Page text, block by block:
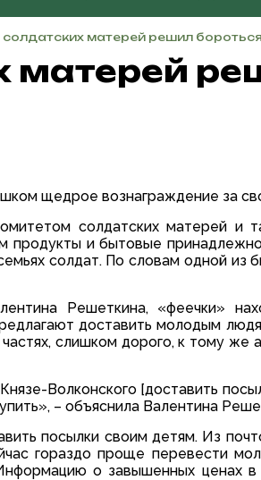
солдатских матерей решил
матерей
щедрое вознаграждение за
солдатских матерей и
и бытовые
солдат. По словам одной из
Решеткина, «феечки»
доставить молодым
слишком дорого, к тому же
Волконского [доставить
– объяснила Валентина
посылки своим детям. Из
гораздо проще перевести
о завышенных ценах в